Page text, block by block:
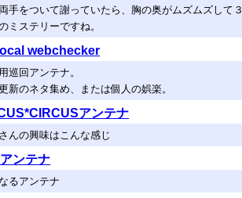
手をついて謝っていたら、胸の奥がムズムズして
ミステリーですね。
webchecker
巡回アンテナ。
新のネタ集め、または個人の娯楽。
アンテナ
んの興味はこんな感じ
ンテナ
るアンテナ